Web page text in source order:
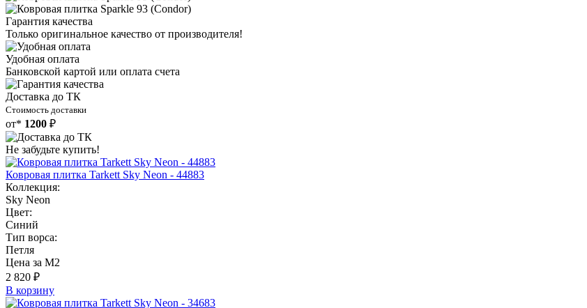
Гарантия качества
Только оригинальное качество от производителя!
Удобная оплата
Банковской картой или оплата счета
Доставка до ТК
Стоимость доставки
от* 1200 ₽
Не забудьте купить!
Ковровая плитка Tarkett Sky Neon - 44883
Коллекция:
Sky Neon
Цвет:
Синий
Тип ворса:
Петля
Цена за М2
2 820 ₽
В корзину